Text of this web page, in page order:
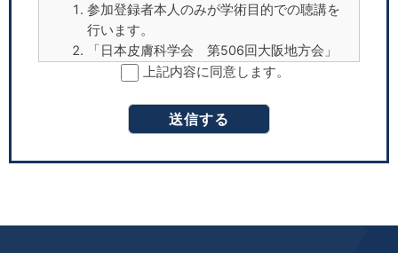
参加登録者本人のみが学術目的での聴講を
行います。
「日本皮膚科学会 第506回大阪地方会」
の内容に関して、録音、録画、スチール撮
保存）等の記録は行いません。
上記内容に同意します。